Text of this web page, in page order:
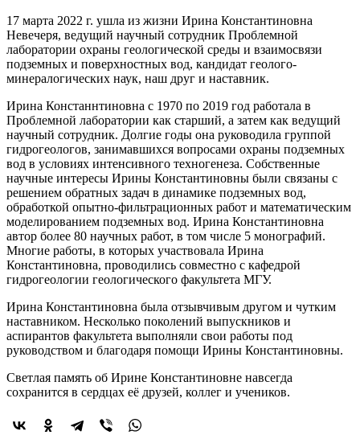
17 марта 2022 г. ушла из жизни Ирина Константиновна
Невечеря, ведущий научный сотрудник Проблемной
лаборатории охраны геологической среды и взаимосвязи
подземных и поверхностных вод, кандидат геолого-
минералогических наук, наш друг и наставник.
Ирина Констаннтиновна с 1970 по 2019 год работала в
Проблемной лаборатории как старший, а затем как ведущий
научный сотрудник. Долгие годы она руководила группой
гидрогеологов, занимавшихся вопросами охраны подземных
вод в условиях интенсивного техногенеза. Собственные
научные интересы Ирины Константиновны были связаны с
решением обратных задач в динамике подземных вод,
обработкой опытно-фильтрационных работ и математическим
моделированием подземных вод. Ирина Константиновна
автор более 80 научных работ, в том числе 5 монографий.
Многие работы, в которых участвовала Ирина
Константиновна, проводились совместно с кафедрой
гидрогеологии геологического факультета МГУ.
Ирина Константиновна была отзывчивым другом и чутким
наставником. Несколько поколений выпускников и
аспирантов факультета выполняли свои работы под
руководством и благодаря помощи Ирины Константиновны.
Светлая память об Ирине Константиновне навсегда
сохранится в сердцах её друзей, коллег и учеников.